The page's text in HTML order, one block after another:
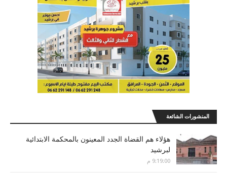
المنشورات الشائعة
هؤلاء هم القضاة الجدد المعينون بالمحكمة الابتدائية
لبرشيد
9:19:00 م